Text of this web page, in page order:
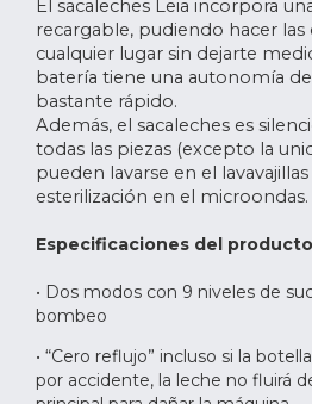
El sacaleches Leia incorpora
recargable, pudiendo hacer las
cualquier lugar sin dejarte
batería tiene una autonomía
bastante rápido.
Además, el sacaleches es
todas las piezas (excepto la
pueden lavarse en el
esterilización en el microondas.
Especificaciones del
• Dos modos con 9 niveles de
bombeo
• “Cero reflujo” incluso si la
por accidente, la leche no fluirá